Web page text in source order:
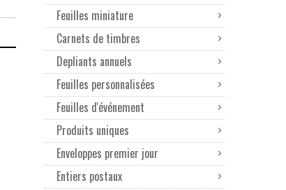
Feuilles miniature
Carnets de timbres
Depliants annuels
Feuilles personnalisées
Feuilles d'événement
Produits uniques
Enveloppes premier jour
Entiers postaux